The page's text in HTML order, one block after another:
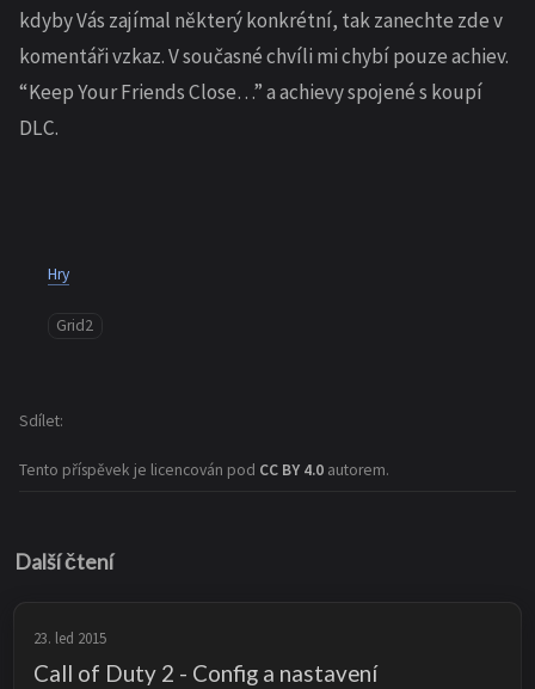
kdyby Vás zajímal některý konkrétní, tak zanechte zde v
komentáři vzkaz. V současné chvíli mi chybí pouze achiev.
“Keep Your Friends Close…” a achievy spojené s koupí
DLC.
Hry
Grid2
Tento příspěvek je licencován pod CC BY 4.0 autorem.
Sdílet
Další čtení
23. led 2015
Call of Duty 2 - Config a nastavení